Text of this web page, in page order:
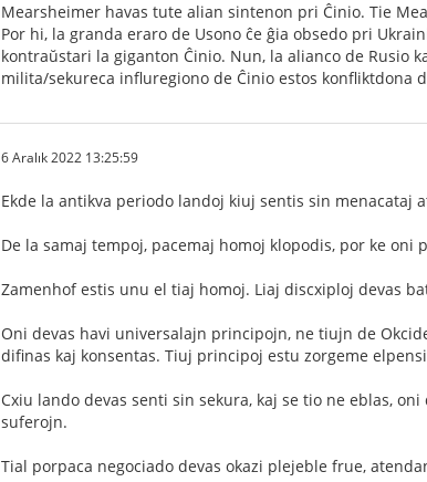
Mearsheimer havas tute alian sintenon pri Ĉinio. Tie
Por hi, la granda eraro de Usono ĉe ĝia obsedo pri
kontraŭstari la giganton Ĉinio. Nun, la alianco de Rusio
milita/sekureca influregiono de Ĉinio estos konfliktdona
6 Aralık 2022 13:25:59
Ekde la antikva periodo landoj kiuj sentis sin
De la samaj tempoj, pacemaj homoj klopodis, por ke
Zamenhof estis unu el tiaj homoj. Liaj discxiploj devas
Oni devas havi universalajn principojn, ne tiujn de
difinas kaj konsentas. Tiuj principoj estu zorgeme
Cxiu lando devas senti sin sekura, kaj se tio ne eblas,
suferojn.
Tial porpaca negociado devas okazi plejeble frue,